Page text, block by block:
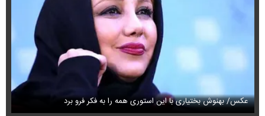
عکس/ بهنوش بختیاری با این استوری همه را به فکر فرو برد